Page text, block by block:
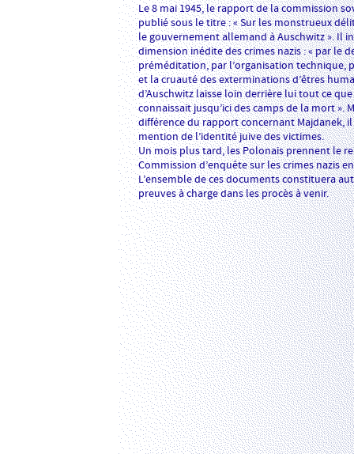
Le 8 mai 1945, le rapport de la commission
publié sous le titre : « Sur les monstrueux
le gouvernement allemand à Auschwitz ». Il
dimension inédite des crimes nazis : « par le
préméditation, par l’organisation technique,
et la cruauté des exterminations d’êtres
d’Auschwitz laisse loin derrière lui tout ce que
connaissait jusqu’ici des camps de la mort ».
différence du rapport concernant Majdanek, il
mention de l’identité juive des victimes.
Un mois plus tard, les Polonais prennent le
Commission d’enquête sur les crimes nazis
L’ensemble de ces documents constituera
preuves à charge dans les procès à venir.